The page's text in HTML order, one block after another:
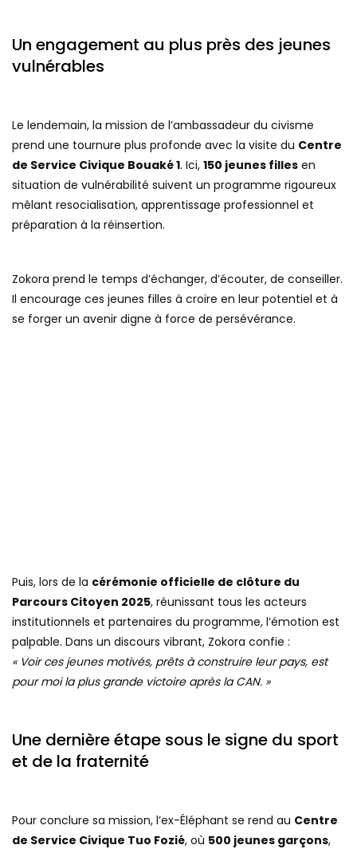
Un engagement au plus près des jeunes
vulnérables
Le lendemain, la mission de l’ambassadeur du civisme
prend une tournure plus profonde avec la visite du Centre
de Service Civique Bouaké 1. Ici, 150 jeunes filles en
situation de vulnérabilité suivent un programme rigoureux
mêlant resocialisation, apprentissage professionnel et
préparation à la réinsertion.
Zokora prend le temps d’échanger, d’écouter, de conseiller.
Il encourage ces jeunes filles à croire en leur potentiel et à
se forger un avenir digne à force de persévérance.
Puis, lors de la cérémonie officielle de clôture du
Parcours Citoyen 2025, réunissant tous les acteurs
institutionnels et partenaires du programme, l’émotion est
palpable. Dans un discours vibrant, Zokora confie :
« Voir ces jeunes motivés, prêts à construire leur pays, est
pour moi la plus grande victoire après la CAN. »
Une dernière étape sous le signe du sport
et de la fraternité
Pour conclure sa mission, l’ex-Éléphant se rend au Centre
de Service Civique Tuo Fozié, où 500 jeunes garçons,